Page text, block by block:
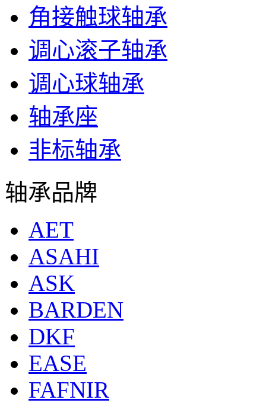
角接触球轴承
调心滚子轴承
调心球轴承
轴承座
非标轴承
轴承品牌
AET
ASAHI
ASK
BARDEN
DKF
EASE
FAFNIR